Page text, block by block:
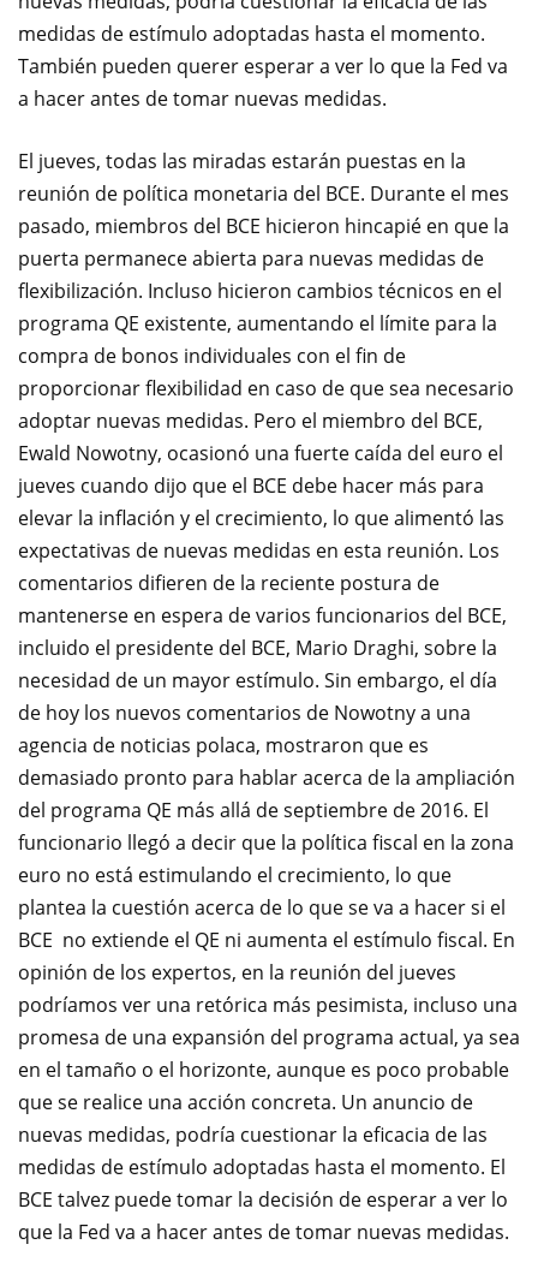
medidas de estímulo adoptadas hasta el momento.
También pueden querer esperar a ver lo que la Fed va
a hacer antes de tomar nuevas medidas.
El jueves, todas las miradas estarán puestas en la
reunión de política monetaria del BCE. Durante el mes
pasado, miembros del BCE hicieron hincapié en que la
puerta permanece abierta para nuevas medidas de
flexibilización. Incluso hicieron cambios técnicos en el
programa QE existente, aumentando el límite para la
compra de bonos individuales con el fin de
proporcionar flexibilidad en caso de que sea necesario
adoptar nuevas medidas. Pero el miembro del BCE,
Ewald Nowotny, ocasionó una fuerte caída del euro el
jueves cuando dijo que el BCE debe hacer más para
elevar la inflación y el crecimiento, lo que alimentó las
expectativas de nuevas medidas en esta reunión. Los
comentarios difieren de la reciente postura de
mantenerse en espera de varios funcionarios del BCE,
incluido el presidente del BCE, Mario Draghi, sobre la
necesidad de un mayor estímulo. Sin embargo, el día
de hoy los nuevos comentarios de Nowotny a una
agencia de noticias polaca, mostraron que es
demasiado pronto para hablar acerca de la ampliación
del programa QE más allá de septiembre de 2016. El
funcionario llegó a decir que la política fiscal en la zona
euro no está estimulando el crecimiento, lo que
plantea la cuestión acerca de lo que se va a hacer si el
BCE no extiende el QE ni aumenta el estímulo fiscal. En
opinión de los expertos, en la reunión del jueves
podríamos ver una retórica más pesimista, incluso una
promesa de una expansión del programa actual, ya sea
en el tamaño o el horizonte, aunque es poco probable
que se realice una acción concreta. Un anuncio de
nuevas medidas, podría cuestionar la eficacia de las
medidas de estímulo adoptadas hasta el momento. El
BCE talvez puede tomar la decisión de esperar a ver lo
que la Fed va a hacer antes de tomar nuevas medidas.